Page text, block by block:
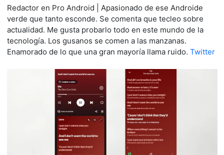
Redactor en Pro Android | Apasionado de ese Androide
verde que tanto esconde. Se comenta que tecleo sobre
actualidad. Me gusta probarlo todo en este mundo de la
tecnología. Los gusanos se comen a las manzanas.
Enamorado de lo que una gran mayoría llama ruido. Twitter